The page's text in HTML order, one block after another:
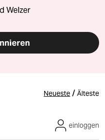
Welzer
Neueste / Älteste
einloggen